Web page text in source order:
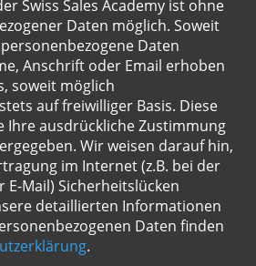
Swiss Sales Academy ist ohne
Daten möglich. Soweit
Daten
Anschrift oder Email erhoben
soweit möglich
auf freiwilliger Basis. Diese
Ihre ausdrückliche Zustimmung
Wir weisen darauf hin,
im Internet (z.B. bei der
Mail) Sicherheitslücken
detaillierten Informationen
Daten finden
.